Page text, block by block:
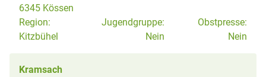
6345 Kössen
Region:
Kitzbühel
Jugendgruppe:
Nein
Obstpresse:
Nein
Kramsach